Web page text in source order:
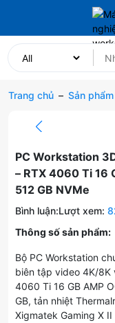
Trang chủ – Sản phẩm
PC Workstation
– RTX 4060 Ti 16
512 GB NVMe
Bình luận:Lượt xem:
Thông số sản phẩm:
Bộ PC Workstation
biên tập video 4K/8K
4060 Ti 16 GB AMP
GB, tản nhiệt
Xigmatek Gaming X